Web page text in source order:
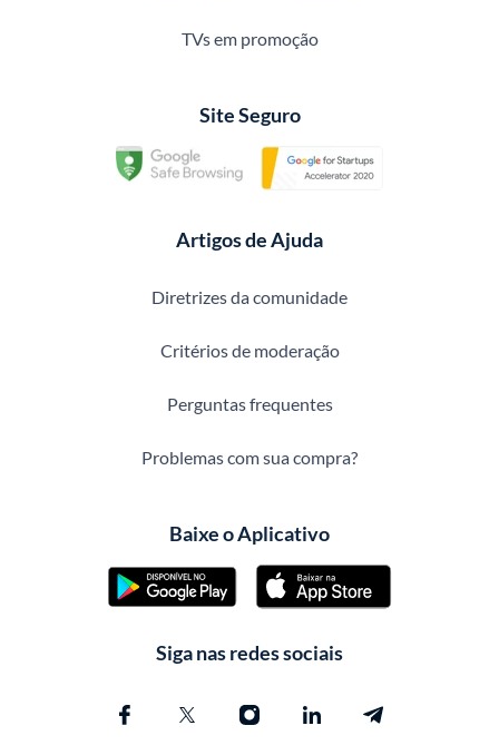
TVs em promoção
Site Seguro
Artigos de Ajuda
Diretrizes da comunidade
Critérios de moderação
Perguntas frequentes
Problemas com sua compra?
Baixe o Aplicativo
Siga nas redes sociais